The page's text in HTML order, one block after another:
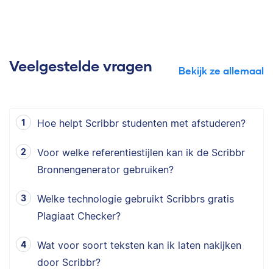
Veelgestelde vragen Bekijk ze allemaal
Hoe helpt Scribbr studenten met afstuderen?
Voor welke referentiestijlen kan ik de Scribbr
Bronnengenerator gebruiken?
Welke technologie gebruikt Scribbrs gratis
Plagiaat Checker?
Wat voor soort teksten kan ik laten nakijken
door Scribbr?